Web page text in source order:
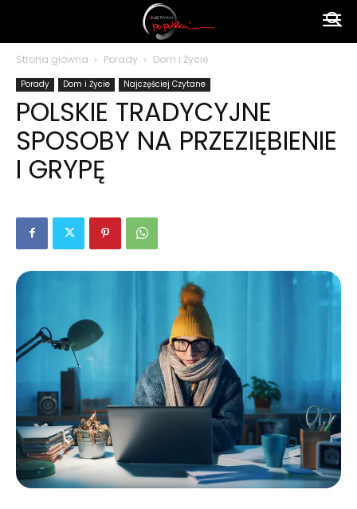
polsku
Strona główna Porady Dom i Życie
Porady Dom i Życie Najczęściej Czytane
POLSKIE TRADYCYJNE
SPOSOBY NA PRZEZIĘBIENIE
I GRYPĘ